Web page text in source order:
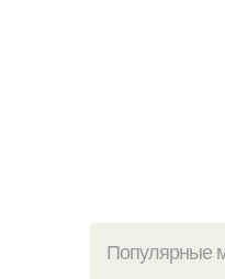
Популярные